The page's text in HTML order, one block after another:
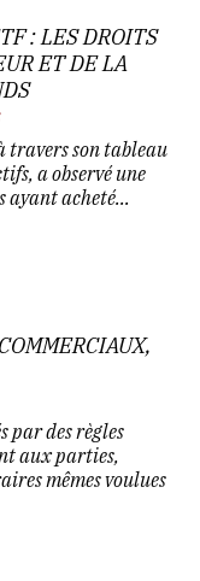
: LES DROITS
ET DE LA
travers son tableau
a observé une
ayant acheté...
par des règles
aux parties,
mêmes voulues